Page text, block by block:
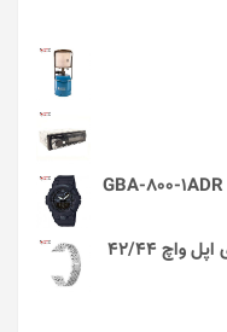
بند طرح Diamond کد i1012 مناسب برای اپل واچ 42/44